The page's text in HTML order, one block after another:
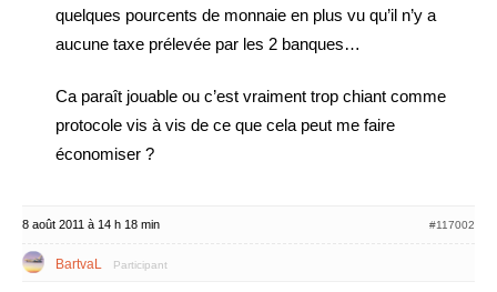
quelques pourcents de monnaie en plus vu qu’il n’y a
aucune taxe prélevée par les 2 banques…
Ca paraît jouable ou c’est vraiment trop chiant comme
protocole vis à vis de ce que cela peut me faire
économiser ?
8 août 2011 à 14 h 18 min #117002
BartvaL Participant